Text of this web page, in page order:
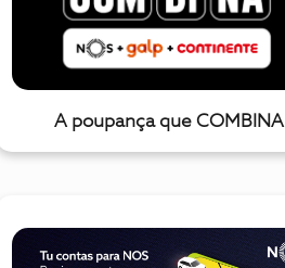
A poupança que COMBINA